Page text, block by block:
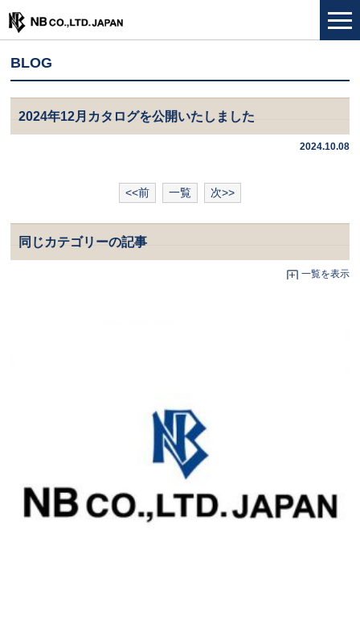
BLOG
2024年12月カタログを公開いたしました
2024.10.08
<<前 一覧 次>>
同じカテゴリーの記事
一覧を表示